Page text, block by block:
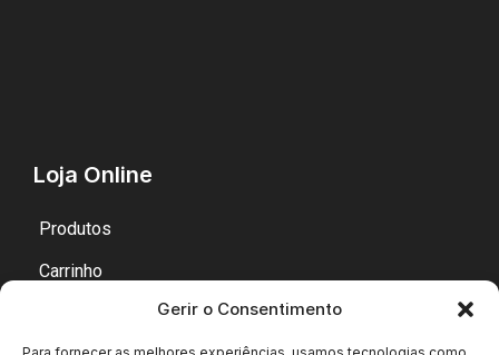
Gerir o Consentimento
Loja Online
Produtos
Carrinho
Finalizar Encomenda